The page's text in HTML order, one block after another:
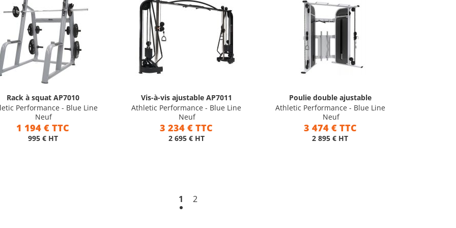
Rack à squat AP7010
Performance - Blue Line
Neuf
1 194 € TTC
995 € HT
Vis-à-vis ajustable AP7011
Athletic Performance - Blue Line
Neuf
3 234 € TTC
2 695 € HT
Poulie double ajustable
Athletic Performance - Blue Line
Neuf
3 474 € TTC
2 895 € HT
1 2